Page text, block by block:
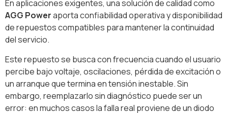
En aplicaciones exigentes, una solución de calidad como
AGG Poweraporta confiabilidad operativa y disponibilidad
de repuestos compatibles para mantener la continuidad
del servicio.
Este repuesto se busca con frecuencia cuando el usuario
percibe bajo voltaje, oscilaciones, pérdida de excitación o
un arranque que termina en tensión inestable. Sin
embargo, reemplazarlo sin diagnóstico puede ser un
error: en muchos casos la falla real proviene de un diodo